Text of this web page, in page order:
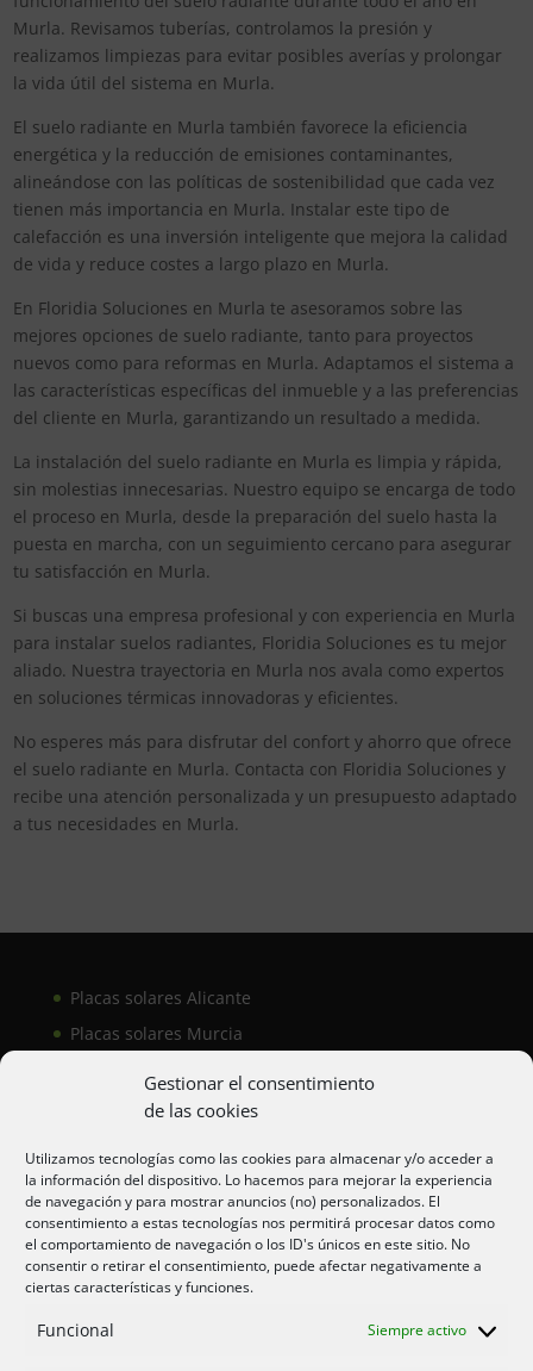
Gestionar el consentimiento
de las cookies
Utilizamos tecnologías como las cookies para almacenar y/o acceder a
la información del dispositivo. Lo hacemos para mejorar la experiencia
de navegación y para mostrar anuncios (no) personalizados. El
consentimiento a estas tecnologías nos permitirá procesar datos como
el comportamiento de navegación o los ID's únicos en este sitio. No
consentir o retirar el consentimiento, puede afectar negativamente a
ciertas características y funciones.
Funcional Siempre activo
Murla. Revisamos tuberías, controlamos la presión y
realizamos limpiezas para evitar posibles averías y prolongar
la vida útil del sistema en Murla.
El suelo radiante en Murla también favorece la eficiencia
energética y la reducción de emisiones contaminantes,
alineándose con las políticas de sostenibilidad que cada vez
tienen más importancia en Murla. Instalar este tipo de
calefacción es una inversión inteligente que mejora la calidad
de vida y reduce costes a largo plazo en Murla.
En Floridia Soluciones en Murla te asesoramos sobre las
mejores opciones de suelo radiante, tanto para proyectos
nuevos como para reformas en Murla. Adaptamos el sistema a
las características específicas del inmueble y a las preferencias
del cliente en Murla, garantizando un resultado a medida.
La instalación del suelo radiante en Murla es limpia y rápida,
sin molestias innecesarias. Nuestro equipo se encarga de todo
el proceso en Murla, desde la preparación del suelo hasta la
puesta en marcha, con un seguimiento cercano para asegurar
tu satisfacción en Murla.
Si buscas una empresa profesional y con experiencia en Murla
para instalar suelos radiantes, Floridia Soluciones es tu mejor
aliado. Nuestra trayectoria en Murla nos avala como expertos
en soluciones térmicas innovadoras y eficientes.
No esperes más para disfrutar del confort y ahorro que ofrece
el suelo radiante en Murla. Contacta con Floridia Soluciones y
recibe una atención personalizada y un presupuesto adaptado
a tus necesidades en Murla.
Placas solares Alicante
Placas solares Murcia
Aire acondicionado Alicante
Aire acondicionador Murcia
Aire acondicionado San Juan